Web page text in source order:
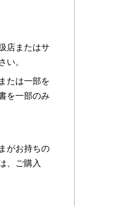
店またはサ
い。
たは一部を
を一部のみ
がお持ちの
、ご購入